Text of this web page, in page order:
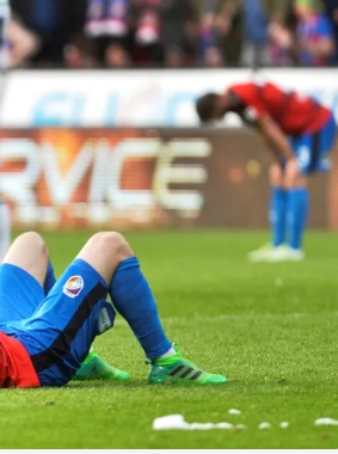
pětiboj
hry
volejbal
Triatlon
Veslování
Vodní slalom
Volejbal
Ostatní